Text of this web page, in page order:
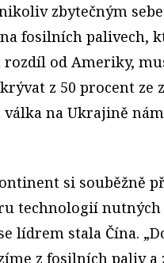
zbytečným
fosilních palivech,
rozdíl od Ameriky,
z 50 procent ze
na Ukrajině
si souběžně
technologií
lídrem stala Čína.
z fosilních paliv a